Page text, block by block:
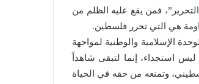
فمن يقع عليه الظلم من
هي التي تحرر فلسطين.
الإسلامية والوطنية لمواجهة
ليس استجداء، إنما لتبقى شاهداً
وتمنعه من حقه في الحياة